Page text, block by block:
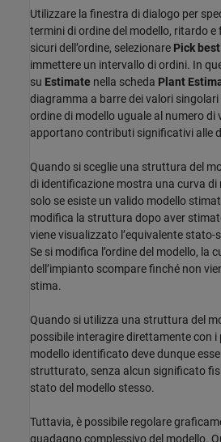
Utilizzare la finestra di dialogo per
termini di ordine del modello, ritardo e
sicuri dell’ordine, selezionare Pick
immettere un intervallo di ordini. In
su Estimate nella scheda Plant
diagramma a barre dei valori singolari
ordine di modello uguale al numero di
apportano contributi significativi alle
Quando si sceglie una struttura del
di identificazione mostra una curva di
solo se esiste un valido modello
modifica la struttura dopo aver
viene visualizzato l’equivalente
Se si modifica l’ordine del modello, la
dell’impianto scompare finché non
stima.
Quando si utilizza una struttura del
possibile interagire direttamente con i
modello identificato deve dunque
strutturato, senza alcun significato
stato del modello stesso.
Tuttavia, è possibile regolare
guadagno complessivo del modello.